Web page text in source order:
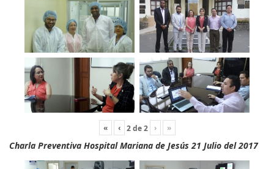
« ‹ 2de2 › »
Charla Preventiva Hospital Mariana de Jesús 21 Julio del 2017